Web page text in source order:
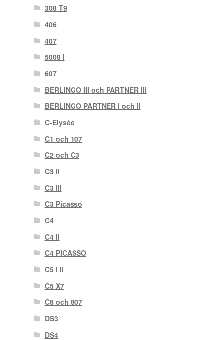
308 T9
406
407
5008 I
607
BERLINGO III och PARTNER III
BERLINGO PARTNER I och II
C-Elysée
C1 och 107
C2 och C3
C3 II
C3 III
C3 Picasso
C4
C4 II
C4 PICASSO
C5 I II
C5 X7
C8 och 807
DS3
DS4